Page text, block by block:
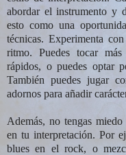
abordar el instrumento y
esto como una
técnicas. Experimenta
ritmo. Puedes tocar
rápidos, o puedes optar
También puedes jugar
adornos para añadir
Además, no tengas
en tu interpretación. Por
blues en el rock, o